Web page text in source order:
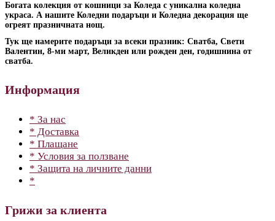
Богата колекция от кошници за Коледа с уникална коледна
украса. А нашите Коледни подаръци и Коледна декорация ще
огреят празничната нощ.
Тук ще намерите подаръци за всеки празник: Сватба, Свети
Валентин, 8-ми март, Великден или рожден ден, годишнина от
сватба.
Информация
* За нас
* Доставка
* Плащане
* Условия за ползване
* Защита на личните данни
*
Грижи за клиента